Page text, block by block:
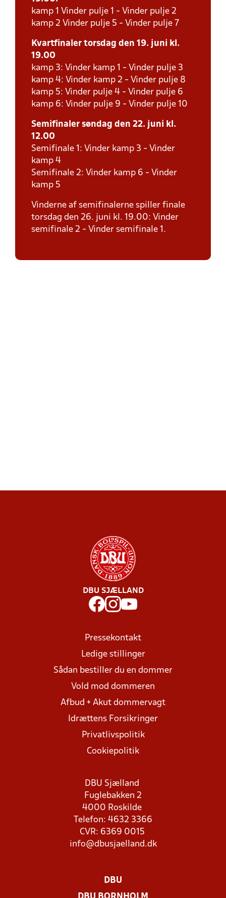
kamp 1 Vinder pulje 1 - Vinder pulje 2
kamp 2 Vinder pulje 5 - Vinder pulje 7
Kvartfinaler torsdag den 19. juni kl.
19.00
kamp 3: Vinder kamp 1 - Vinder pulje 3
kamp 4: Vinder kamp 2 - Vinder pulje 8
kamp 5: Vinder pulje 4 - Vinder pulje 6
kamp 6: Vinder pulje 9 - Vinder pulje 10
Semifinaler søndag den 22. juni kl.
12.00
Semifinale 1: Vinder kamp 3 - Vinder
kamp 4
Semifinale 2: Vinder kamp 6 - Vinder
kamp 5
Vinderne af semifinalerne spiller finale
torsdag den 26. juni kl. 19.00: Vinder
semifinale 2 - Vinder semifinale 1.
DBU SJÆLLAND
Pressekontakt
Ledige stillinger
Sådan bestiller du en dommer
Vold mod dommeren
Afbud + Akut dommervagt
Idrættens Forsikringer
Privatlivspolitik
Cookiepolitik
DBU Sjælland
Fuglebakken 2
4000 Roskilde
Telefon: 4632 3366
CVR: 6369 0015
info@dbusjaelland.dk
DBU